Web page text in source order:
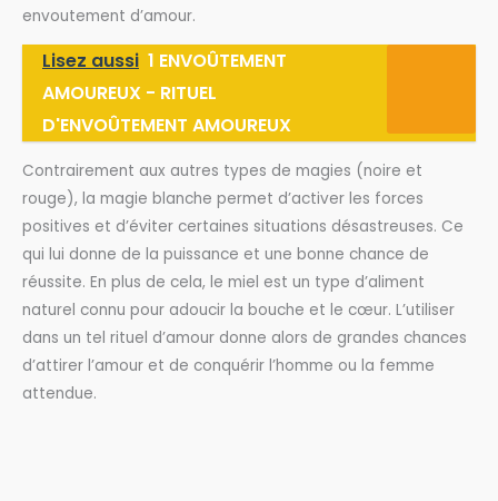
envoutement d’amour.
Lisez aussi 1 ENVOÛTEMENT
AMOUREUX - RITUEL
D'ENVOÛTEMENT AMOUREUX
Contrairement aux autres types de magies (noire et
rouge), la magie blanche permet d’activer les forces
positives et d’éviter certaines situations désastreuses. Ce
qui lui donne de la puissance et une bonne chance de
réussite. En plus de cela, le miel est un type d’aliment
naturel connu pour adoucir la bouche et le cœur. L’utiliser
dans un tel rituel d’amour donne alors de grandes chances
d’attirer l’amour et de conquérir l’homme ou la femme
attendue.